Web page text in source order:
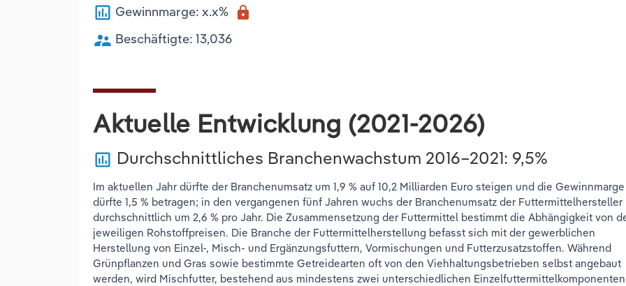
poll Gewinnmarge: x.x% lock
supervisor_account Beschäftigte: 13,036
Aktuelle Entwicklung (2021-2026)
poll Durchschnittliches Branchenwachstum 2016–2021: 9,5%
Im aktuellen Jahr dürfte der Branchenumsatz um 1,9 % auf 10,2 Milliarden Euro steigen und die Gewinnmarge
dürfte 1,5 % betragen; in den vergangenen fünf Jahren wuchs der Branchenumsatz der Futtermittelhersteller
durchschnittlich um 2,6 % pro Jahr. Die Zusammensetzung der Futtermittel bestimmt die Abhängigkeit von
jeweiligen Rohstoffpreisen. Die Branche der Futtermittelherstellung befasst sich mit der gewerblichen
Herstellung von Einzel-, Misch- und Ergänzungsfuttern, Vormischungen und Futterzusatzstoffen. Während
Grünpflanzen und Gras sowie bestimmte Getreidearten oft von den Viehhaltungsbetrieben selbst angebaut
werden, wird Mischfutter, bestehend aus mindestens zwei unterschiedlichen